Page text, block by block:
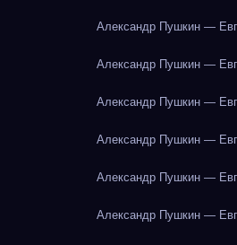
Александр Пушкин —
Александр Пушкин —
Александр Пушкин —
Александр Пушкин —
Александр Пушкин —
Александр Пушкин —